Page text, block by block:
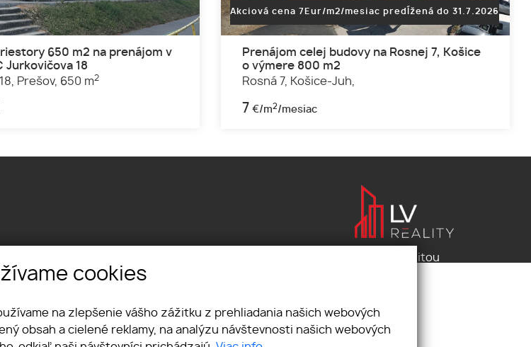
650 m2 na prenájom v
Jurkovičova 18
Prešov, 650 m2
Akciová cena 7Eur/m2/mesiac predĺžená do 31.7.2026
Prenájom celej budovy na Rosnej 7, Košice
o výmere 800 m2
Rosná 7, Košice-Juh,
7 €/m2/mesiac
1, 04012 Košice
Pod záštitou
cookies
na zlepšenie vášho zážitku z prehliadania našich webových
obsah a cielené reklamy, na analýzu návštevnosti našich webových